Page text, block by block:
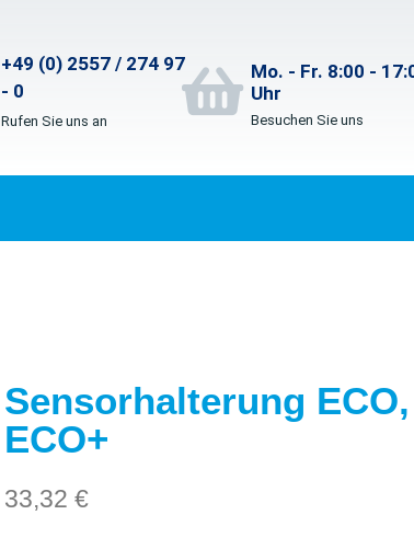
+49 (0) 2557 / 274 97
- 0
Rufen Sie uns an
Mo. - Fr. 8:00 -
Uhr
Besuchen Sie uns
Sensorhalterung ECO,
ECO+
33,32 €